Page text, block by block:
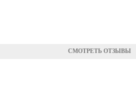
СМОТРЕТЬ ОТЗЫВЫ